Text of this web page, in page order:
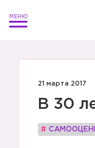
21 марта 2017
В 30
#